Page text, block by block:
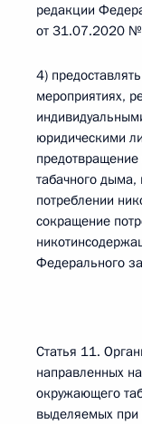
редакции
от 31.07.2020
4)
мероприятиях,
юридическими
табачного
потреблении
сокращение
Федерального
Статья 11.
направленных
окружающего
выделяемых при